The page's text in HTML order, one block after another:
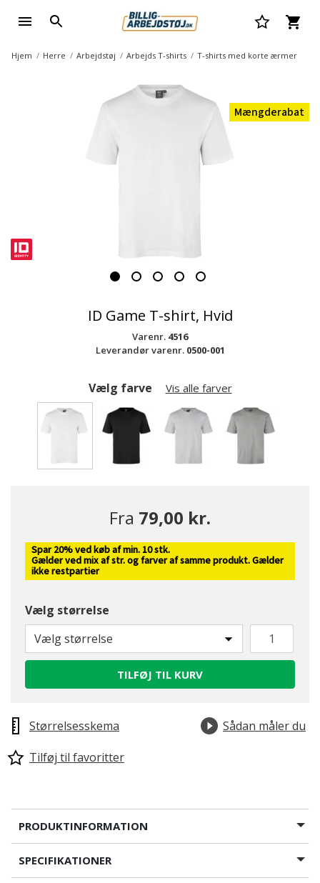
Hjem Herre Arbejdstøj Arbejds T-shirts T-shirts med korte ærmer
Mængderabat
ID Game T-shirt, Hvid
Varenr. 4516
Leverandør varenr. 0500-001
Vælg farve Vis alle farver
Fra 79,00 kr.
Spar 20% ved køb af min. 10 stk.
Gælder ved mix af str. og farver af samme produkt. Gælder
ikke restpartier
Vælg størrelse
Vælg størrelse
TILFØJ TIL KURV
Størrelsesskema
Sådan måler du
Tilføj til favoritter
PRODUKTINFORMATION
SPECIFIKATIONER